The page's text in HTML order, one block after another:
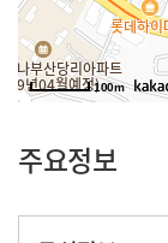
100m
주요정보